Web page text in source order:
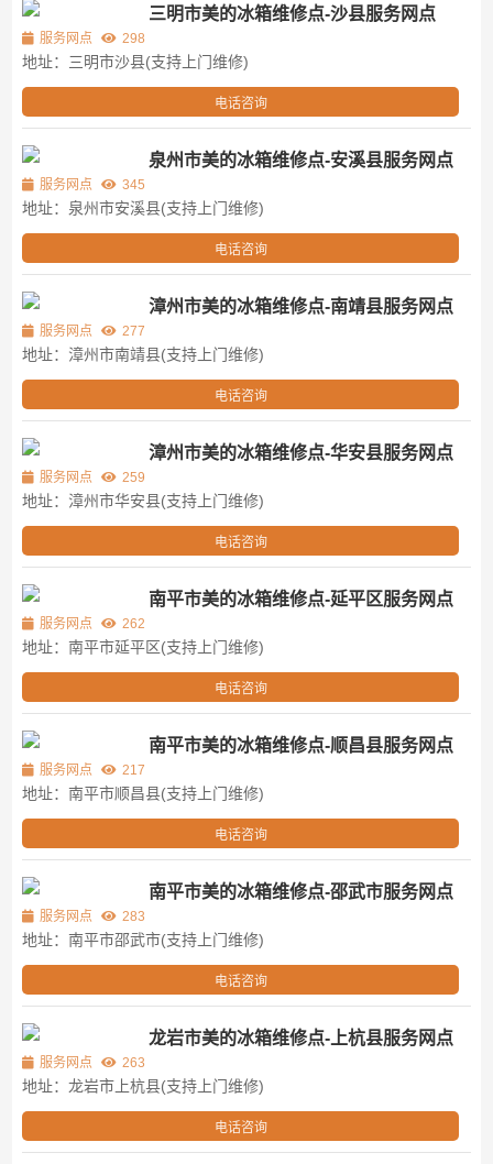
三明市美的冰箱维修点-沙县服务网点
服务网点 298
地址：三明市沙县(支持上门维修)
电话咨询
泉州市美的冰箱维修点-安溪县服务网点
服务网点 345
地址：泉州市安溪县(支持上门维修)
电话咨询
漳州市美的冰箱维修点-南靖县服务网点
服务网点 277
地址：漳州市南靖县(支持上门维修)
电话咨询
漳州市美的冰箱维修点-华安县服务网点
服务网点 259
地址：漳州市华安县(支持上门维修)
电话咨询
南平市美的冰箱维修点-延平区服务网点
服务网点 262
地址：南平市延平区(支持上门维修)
电话咨询
南平市美的冰箱维修点-顺昌县服务网点
服务网点 217
地址：南平市顺昌县(支持上门维修)
电话咨询
南平市美的冰箱维修点-邵武市服务网点
服务网点 283
地址：南平市邵武市(支持上门维修)
电话咨询
龙岩市美的冰箱维修点-上杭县服务网点
服务网点 263
地址：龙岩市上杭县(支持上门维修)
电话咨询